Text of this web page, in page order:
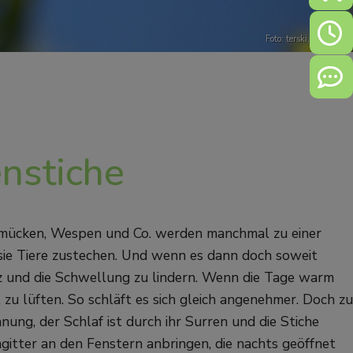
Foto: terski, Pixabay
Wespen und Co. werden manchmal zu einer
Tiere zustechen. Und wenn es dann doch soweit
die Schwellung zu lindern. Wenn die Tage warm
lüften. So schläft es sich gleich angenehmer. Doch zu
der Schlaf ist durch ihr Surren und die Stiche
an den Fenstern anbringen, die nachts geöffnet